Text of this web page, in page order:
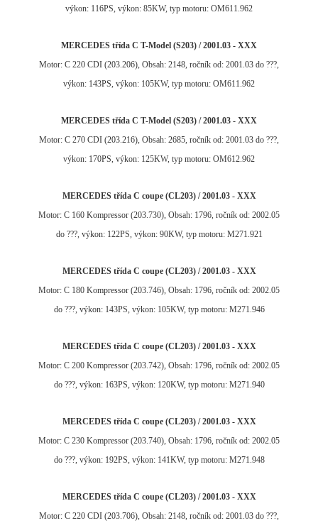
výkon: 116PS, výkon: 85KW, typ motoru: OM611.962
MERCEDES třída C T-Model (S203) / 2001.03 - XXX
Motor: C 220 CDI (203.206), Obsah: 2148, ročník od: 2001.03 do ???,
výkon: 143PS, výkon: 105KW, typ motoru: OM611.962
MERCEDES třída C T-Model (S203) / 2001.03 - XXX
Motor: C 270 CDI (203.216), Obsah: 2685, ročník od: 2001.03 do ???,
výkon: 170PS, výkon: 125KW, typ motoru: OM612.962
MERCEDES třída C coupe (CL203) / 2001.03 - XXX
Motor: C 160 Kompressor (203.730), Obsah: 1796, ročník od: 2002.05
do ???, výkon: 122PS, výkon: 90KW, typ motoru: M271.921
MERCEDES třída C coupe (CL203) / 2001.03 - XXX
Motor: C 180 Kompressor (203.746), Obsah: 1796, ročník od: 2002.05
do ???, výkon: 143PS, výkon: 105KW, typ motoru: M271.946
MERCEDES třída C coupe (CL203) / 2001.03 - XXX
Motor: C 200 Kompressor (203.742), Obsah: 1796, ročník od: 2002.05
do ???, výkon: 163PS, výkon: 120KW, typ motoru: M271.940
MERCEDES třída C coupe (CL203) / 2001.03 - XXX
Motor: C 230 Kompressor (203.740), Obsah: 1796, ročník od: 2002.05
do ???, výkon: 192PS, výkon: 141KW, typ motoru: M271.948
MERCEDES třída C coupe (CL203) / 2001.03 - XXX
Motor: C 220 CDI (203.706), Obsah: 2148, ročník od: 2001.03 do ???,